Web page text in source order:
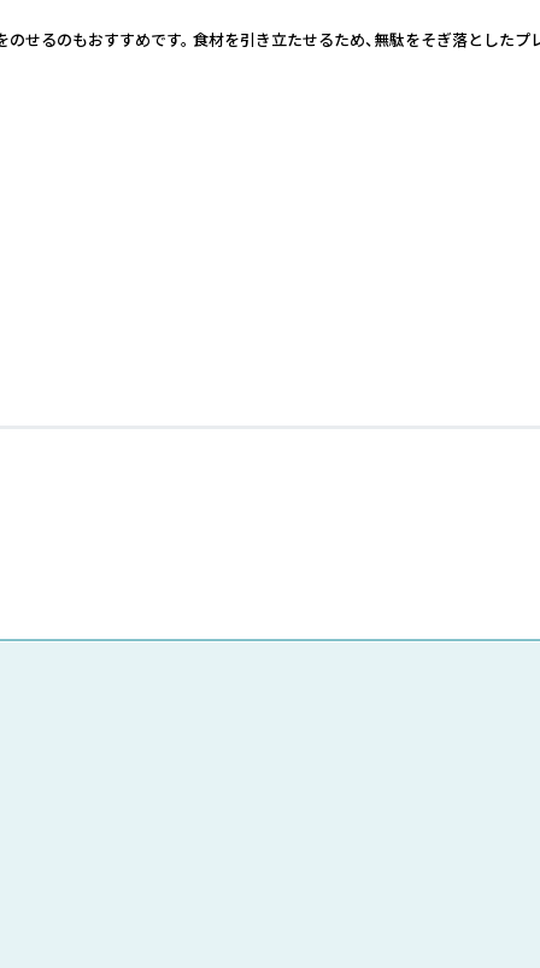
のもおすすめです。 食材を引き立たせるため、無駄をそぎ落としたプ